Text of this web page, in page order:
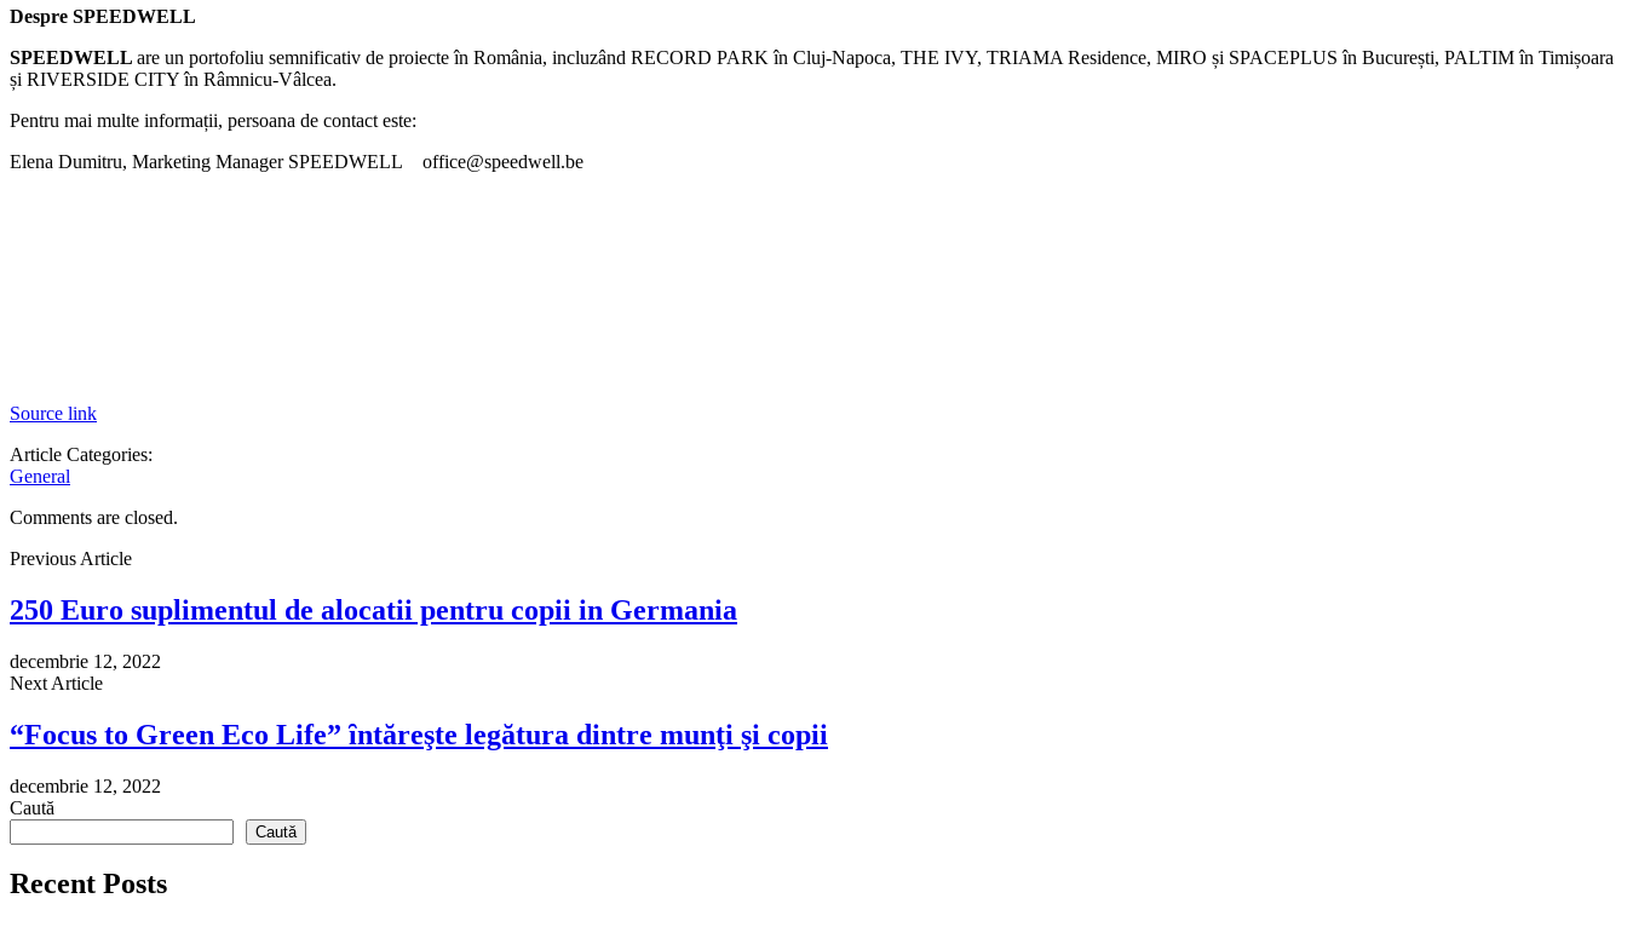
Despre SPEEDWELL
SPEEDWELL are un portofoliu semnificativ de proiecte în România, incluzând RECORD PARK în Cluj-Napoca, THE IVY, TRIAMA Residence, MIRO și SPACEPLUS în București, PALTIM în Timișoara
și RIVERSIDE CITY în Râmnicu-Vâlcea.
Pentru mai multe informații, persoana de contact este:
Elena Dumitru, Marketing Manager SPEEDWELL office@speedwell.be
Source link
Article Categories:
General
Comments are closed.
Previous Article
250 Euro suplimentul de alocatii pentru copii in Germania
decembrie 12, 2022
Next Article
“Focus to Green Eco Life” ȋntăreşte legătura dintre munţi şi copii
decembrie 12, 2022
Caută
Caută
Recent Posts